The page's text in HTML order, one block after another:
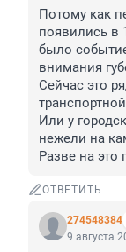
Потому как
появились в
было
внимания
Сейчас это
Или у
нежели на
Разве на это
ОТВЕТИТЬ
274548384
9 августа